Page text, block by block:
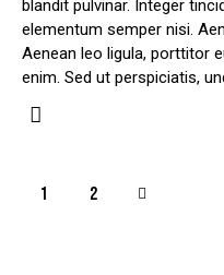
blandit pulvinar. Integer
elementum semper nisi.
Aenean leo ligula, porttitor
enim. Sed ut perspiciatis,
1 2